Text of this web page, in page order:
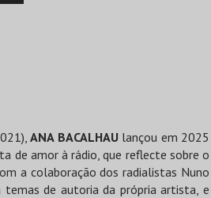
ANA BACALHAUlançou em 2025
de amor à rádio, que reflecte sobre o
a colaboração dos radialistas Nuno
temas de autoria da própria artista, e